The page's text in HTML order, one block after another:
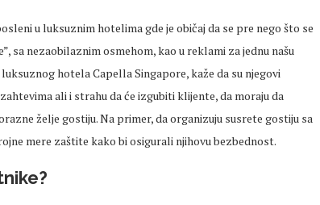
u luksuznim hotelima gde je običaj da se pre nego što se
sa nezaobilaznim osmehom, kao u reklami za jednu našu
hotela Capella Singapore, kaže da su njegovi
ali i strahu da će izgubiti klijente, da moraju da
želje gostiju. Na primer, da organizuju susrete gostiju sa
mere zaštite kako bi osigurali njihovu bezbednost.